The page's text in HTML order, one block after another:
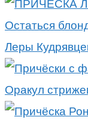
Остаться
Леры
Оракул